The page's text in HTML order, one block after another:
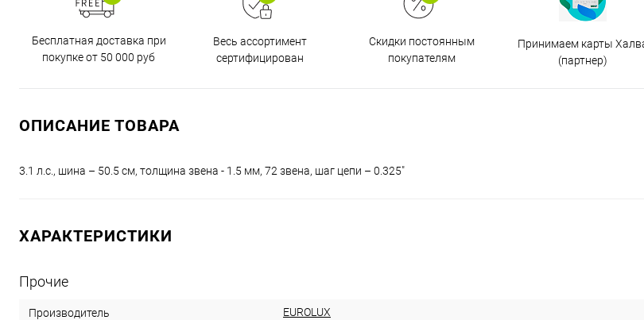
Бесплатная доставка при
покупке от 50 000 руб
Весь ассортимент
сертифицирован
Скидки постоянным
покупателям
Принимаем карты
(партнер)
ОПИСАНИЕ ТОВАРА
3.1 л.с., шина – 50.5 см, толщина звена - 1.5 мм, 72 звена, шаг цепи – 0.325"
ХАРАКТЕРИСТИКИ
Прочие
Производитель EUROLUX